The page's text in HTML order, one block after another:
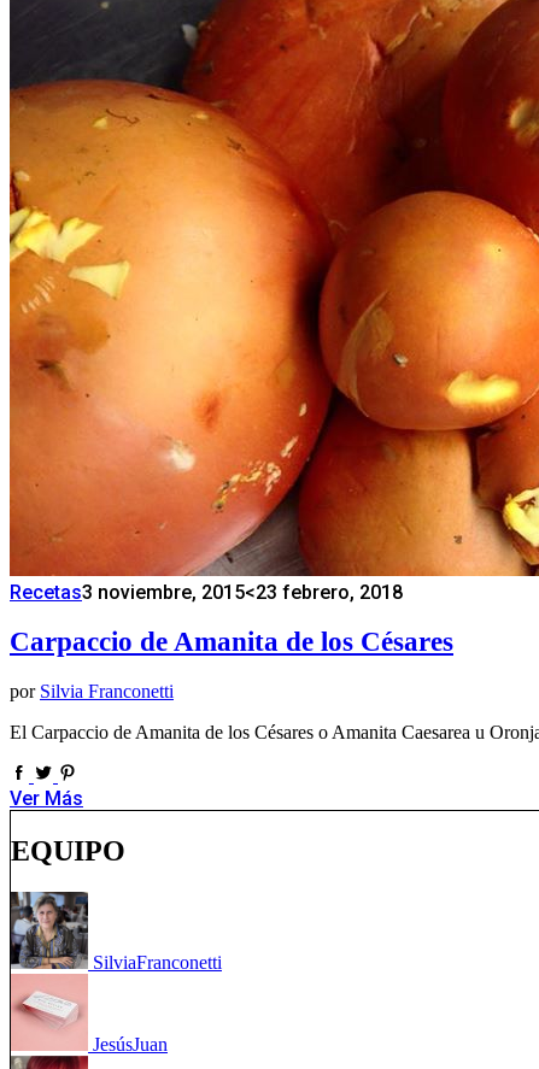
Recetas3 noviembre, 2015<23 febrero, 2018
Carpaccio de Amanita de los Césares
por Silvia Franconetti
El Carpaccio de Amanita de los Césares o Amanita Caesarea u
Ver Más
EQUIPO
SilviaFranconetti
JesúsJuan